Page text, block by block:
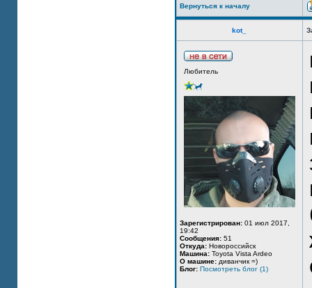
Вернуться к началу
kot_
Любитель
Зарегистрирован: 01 июл 2017,
19:42
Сообщения: 51
Откуда: Новороссийск
Машина: Toyota Vista Ardeo
О машине: диванчик =)
Блог: Посмотреть блог (1)